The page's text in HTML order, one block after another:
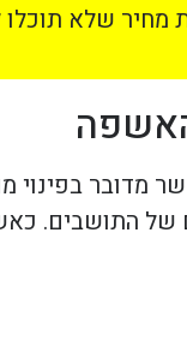
שלא תוכלו
מדובר
של התושבים.